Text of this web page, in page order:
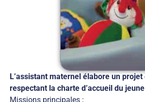
L’assistant maternel élabore un
respectant la charte d’accueil du
Missions principales :